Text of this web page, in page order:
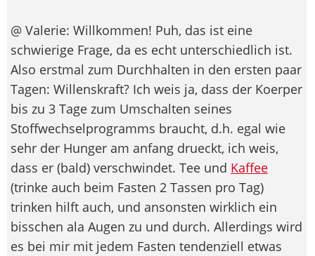
@ Valerie: Willkommen! Puh, das ist eine
schwierige Frage, da es echt unterschiedlich ist.
Also erstmal zum Durchhalten in den ersten paar
Tagen: Willenskraft? Ich weis ja, dass der Koerper
bis zu 3 Tage zum Umschalten seines
Stoffwechselprogramms braucht, d.h. egal wie
sehr der Hunger am anfang drueckt, ich weis,
dass er (bald) verschwindet. Tee und Kaffee
(trinke auch beim Fasten 2 Tassen pro Tag)
trinken hilft auch, und ansonsten wirklich ein
bisschen ala Augen zu und durch. Allerdings wird
es bei mir mit jedem Fasten tendenziell etwas